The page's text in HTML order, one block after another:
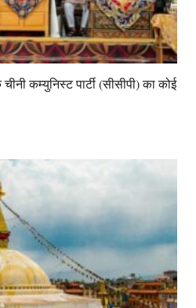
कम्युनिस्ट पार्टी (सीसीपी) का कोई